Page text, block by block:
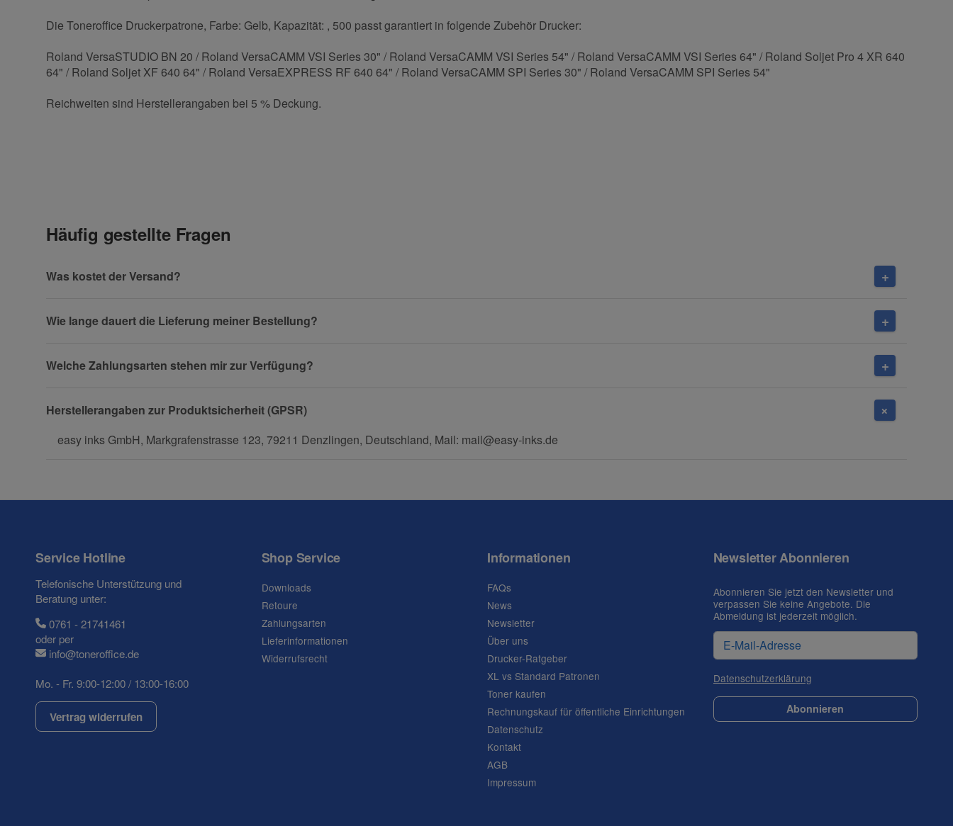
Die Toneroffice Druckerpatrone, Farbe: Gelb, Kapazität: , 500 passt garantiert in folgende Zubehör Drucker:
Roland VersaSTUDIO BN 20 / Roland VersaCAMM VSI Series 30" / Roland VersaCAMM VSI Series 54" / Roland VersaCAMM VSI Series 64" / Roland Soljet Pro 4 XR 640
64" / Roland Soljet XF 640 64" / Roland VersaEXPRESS RF 640 64" / Roland VersaCAMM SPI Series 30" / Roland VersaCAMM SPI Series 54"
Reichweiten sind Herstellerangaben bei 5 % Deckung.
Telefon
Frage zum Artikel
Ihre Frage
Häufig gestellte Fragen
Was kostet der Versand?
Wie lange dauert die Lieferung meiner Bestellung?
Welche Zahlungsarten stehen mir zur Verfügung?
Herstellerangaben zur Produktsicherheit (GPSR)
easy inks GmbH, Markgrafenstrasse 123, 79211 Denzlingen, Deutschland, Mail: mail@easy-inks.de
Service Hotline
Telefonische Unterstützung und
Beratung unter:
0761 - 21741461
oder per
info@toneroffice.de
Mo. - Fr. 9:00-12:00 / 13:00-16:00
Vertrag widerrufen
Shop Service
Downloads
Retoure
Zahlungsarten
Lieferinformationen
Widerrufsrecht
Informationen
FAQs
News
Newsletter
Über uns
Drucker-Ratgeber
XL vs Standard Patronen
Toner kaufen
Rechnungskauf für öffentliche Einrichtungen
Datenschutz
Kontakt
AGB
Impressum
Newsletter Abonnieren
Abonnieren Sie jetzt den Newsletter und
verpassen Sie keine Angebote. Die
Abmeldung ist jederzeit möglich.
Datenschutzerklärung
Abonnieren